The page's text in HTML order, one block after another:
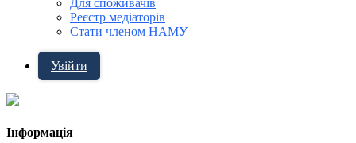
Для споживачів
Реєстр медіаторів
Стати членом НАМУ
Увійти
Інформація